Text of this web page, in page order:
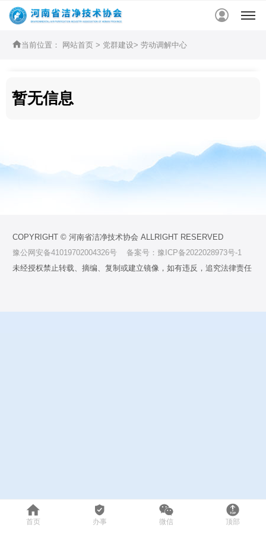

当前位置： 网站首页 > 党群建设> 劳动调解中心
暂无信息
COPYRIGHT © 河南省洁净技术协会 ALLRIGHT RESERVED
豫公网安备41019702004326号
备案号：豫ICP备2022028973号-1
未经授权禁止转载、摘编、复制或建立镜像，如有违反，追究法律责任

首页

办事

微信

顶部